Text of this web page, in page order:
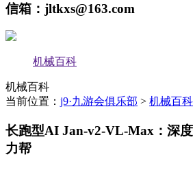
信箱：jltkxs@163.com
机械百科
机械百科
当前位置： j9·九游会俱乐部 > 机械百科
长跑型AI Jan-v2-VL-Max：深
力帮